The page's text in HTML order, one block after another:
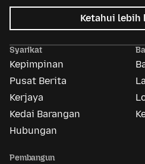
Ketahui lebih
Syarikat
Kepimpinan
Pusat Berita
Kerjaya
Kedai Barangan
Hubungan
Pembangun